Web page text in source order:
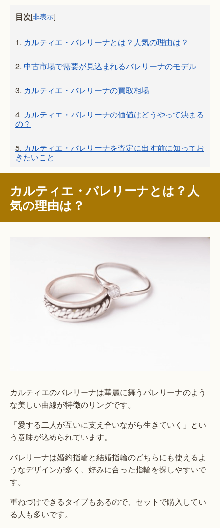
目次[非表示]
1. カルティエ・バレリーナとは？人気の理由は？
2. 中古市場で需要が見込まれるバレリーナのモデル
3. カルティエ・バレリーナの買取相場
4. カルティエ・バレリーナの価値はどうやって決まる
の？
5. カルティエ・バレリーナを査定に出す前に知ってお
きたいこと
カルティエ・バレリーナとは？人
気の理由は？
カルティエのバレリーナは華麗に舞うバレリーナのよう
な美しい曲線が特徴のリングです。
「愛する二人が互いに支え合いながら生きていく」とい
う意味が込められています。
バレリーナは婚約指輪と結婚指輪のどちらにも使えるよ
うなデザインが多く、好みに合った指輪を探しやすいで
す。
重ねづけできるタイプもあるので、セットで購入してい
る人も多いです。